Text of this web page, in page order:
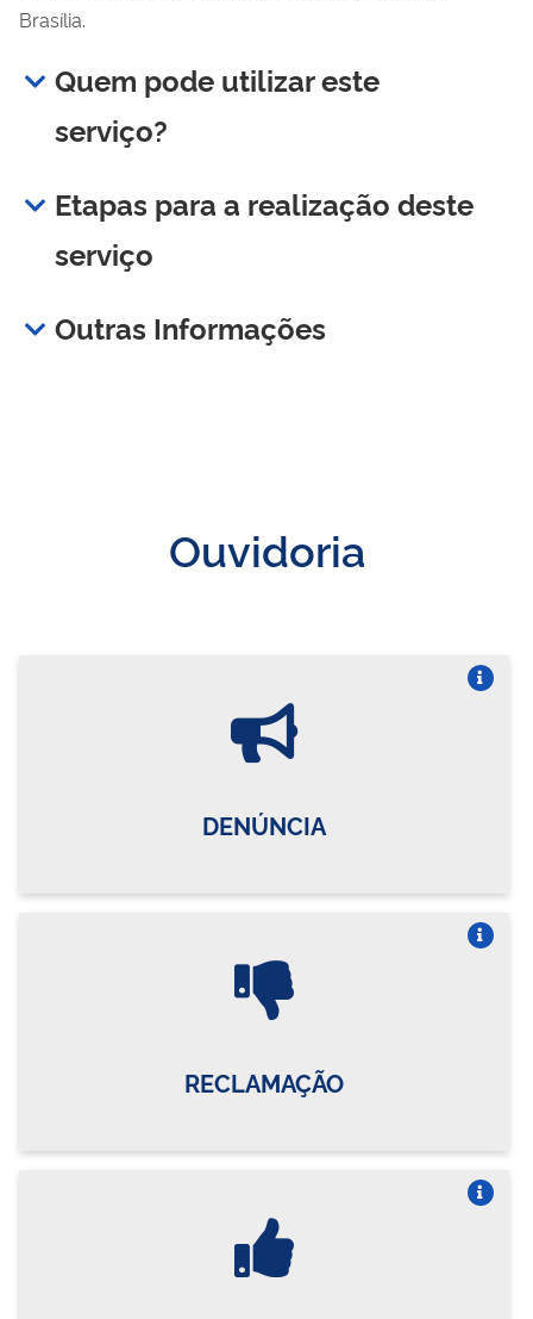
Brasília.
Quem pode utilizar este
serviço?
Etapas para a realização deste
serviço
Outras Informações
Ouvidoria
DENÚNCIA
RECLAMAÇÃO